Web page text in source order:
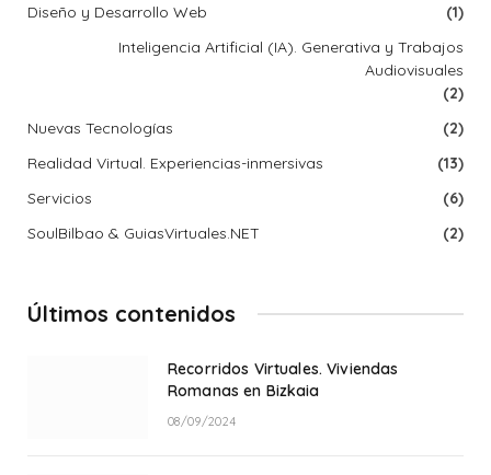
Diseño y Desarrollo Web
(1)
Inteligencia Artificial (IA). Generativa y Trabajos
Audiovisuales
(2)
Nuevas Tecnologías
(2)
Realidad Virtual. Experiencias-inmersivas
(13)
Servicios
(6)
SoulBilbao & GuiasVirtuales.NET
(2)
Últimos contenidos
Recorridos Virtuales. Viviendas
Romanas en Bizkaia
08/09/2024